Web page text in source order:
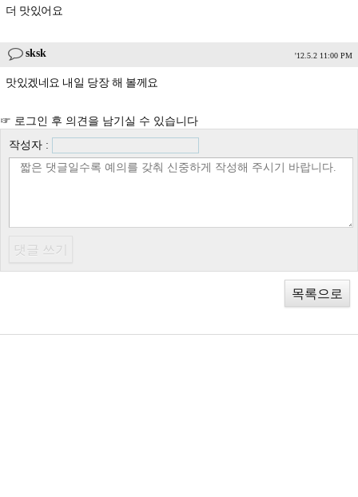
더 맛있어요
sksk '12.5.2 11:00 PM
맛있겠네요 내일 당장 해 볼께요
☞ 로그인 후 의견을 남기실 수 있습니다
작성자 :
목록으로